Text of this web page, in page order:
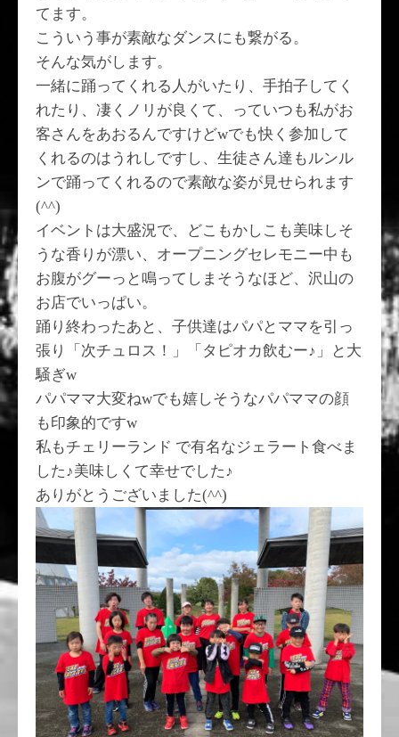
てます。
こういう事が素敵なダンスにも繋がる。
そんな気がします。
一緒に踊ってくれる人がいたり、手拍子してく
れたり、凄くノリが良くて、っていつも私がお
客さんをあおるんですけどwでも快く参加して
くれるのはうれしですし、生徒さん達もルンル
ンで踊ってくれるので素敵な姿が見せられます
(^^)
イベントは大盛況で、どこもかしこも美味しそ
うな香りが漂い、オープニングセレモニー中も
お腹がグーっと鳴ってしまそうなほど、沢山の
お店でいっぱい。
踊り終わったあと、子供達はパパとママを引っ
張り「次チュロス！」「タピオカ飲むー♪」と大
騒ぎw
パパママ大変ねwでも嬉しそうなパパママの顔
も印象的ですw
私もチェリーランド で有名なジェラート食べま
した♪美味しくて幸せでした♪
ありがとうございました(^^)